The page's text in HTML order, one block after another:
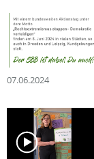
07.06.2024